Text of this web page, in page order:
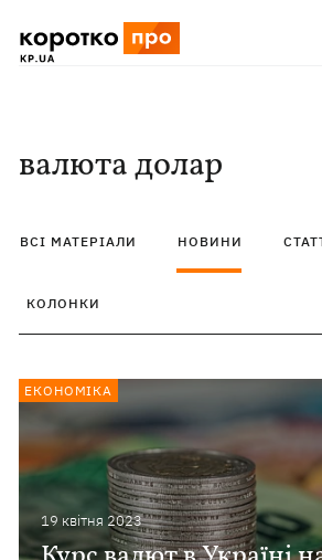
валюта долар
ВСІ МАТЕРІАЛИ НОВИНИ
КОЛОНКИ
19 квiтня 2023
ЕКОНОМІКА